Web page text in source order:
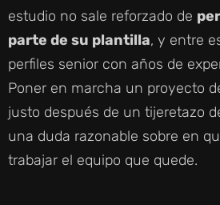
estudio no sale reforzado de
parte de su plantilla, y entre
perfiles senior con años de
Poner en marcha un proyecto
justo después de un tijeretazo
una duda razonable sobre en
trabajar el equipo que quede.